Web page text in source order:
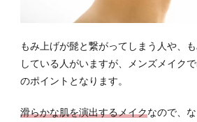
もみ上げが髭と繋がってしまう人や、
している人がいますが、メンズメイク
のポイントとなります。
滑らかな肌を演出するメイクなので、